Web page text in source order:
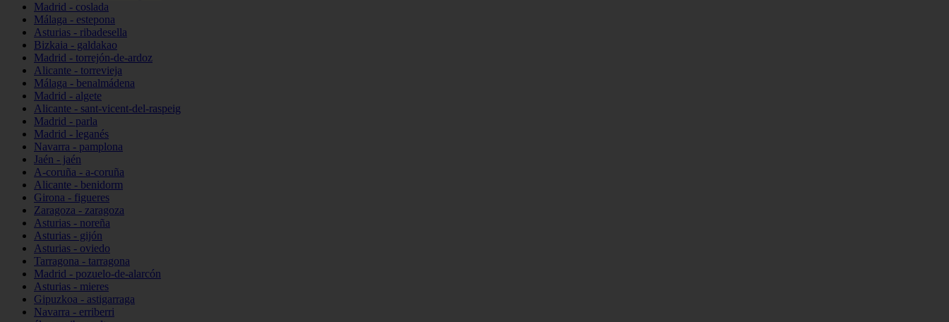
Madrid - coslada
Málaga - estepona
Asturias - ribadesella
Bizkaia - galdakao
Madrid - torrejón-de-ardoz
Alicante - torrevieja
Málaga - benalmádena
Madrid - algete
Alicante - sant-vicent-del-raspeig
Madrid - parla
Madrid - leganés
Navarra - pamplona
Jaén - jaén
A-coruña - a-coruña
Alicante - benidorm
Girona - figueres
Zaragoza - zaragoza
Asturias - noreña
Asturias - gijón
Asturias - oviedo
Tarragona - tarragona
Madrid - pozuelo-de-alarcón
Asturias - mieres
Gipuzkoa - astigarraga
Navarra - erriberri